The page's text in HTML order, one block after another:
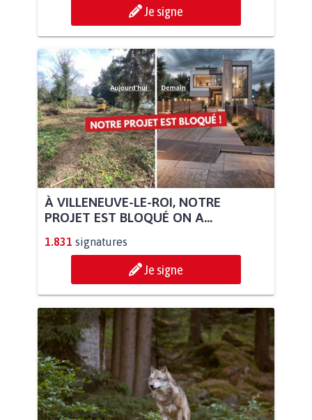
Je signe
À VILLENEUVE-LE-ROI, NOTRE
PROJET EST BLOQUÉ ON A...
1.831 signatures
Je signe